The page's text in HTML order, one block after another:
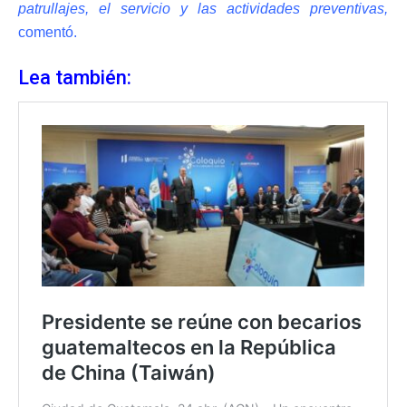
patrullajes, el servicio y las actividades preventivas,
comentó.
Lea también: